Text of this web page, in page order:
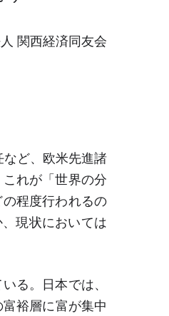
関西経済同友会
ど、欧米先進諸
れが「世界の分
程度行われるの
現状においては
る。日本では、
裕層に富が集中